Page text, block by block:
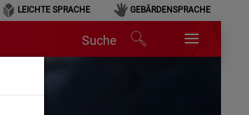
LEICHTE SPRACHE GEBÄRDENSPRACHE
Suche